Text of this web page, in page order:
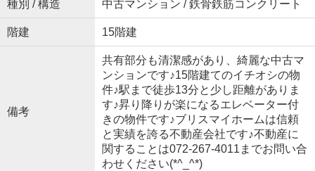
種別 / 構造 中古マンション / 鉄骨鉄筋コンクリート
階建 15階建
備考
共有部分も清潔感があり、綺麗な中古マ
ンションです♪15階建てのイチオシの物
件♪駅まで徒歩13分と少し距離がありま
す♪昇り降りが楽になるエレベーター付
きの物件です♪ブリスマイホームは信頼
と実績を誇る不動産会社です♪不動産に
関することは072-267-4011までお問い合
わせください(*^_^*)